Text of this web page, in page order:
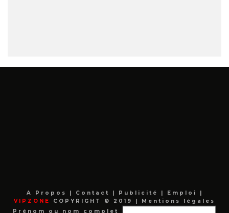
A Propos | Contact | Publicité | Emploi
|
VIPZONE
COPYRIGHT © 2019 |
Mentions légales
Prénom ou nom complet